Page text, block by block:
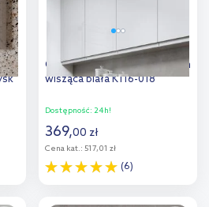
Cersanit Moduo szafka 40 cm
wisząca biała K116-018
Dostępność: 24h!
369,00 zł
Cena kat.: 517,01 zł
(6)